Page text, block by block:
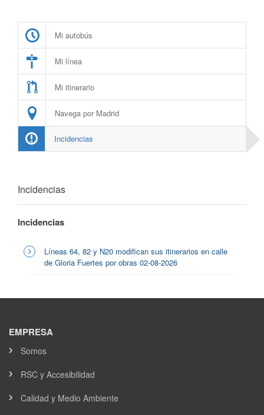
Mi autobús
Mi línea
Mi itinerario
Navega por Madrid
Incidencias
Incidencias
Incidencias
Líneas 64, 82 y N20 modifican sus itinerarios en calle
de Gloria Fuertes por obras 02-08-2026
EMPRESA
Somos
RSC y Accesibilidad
Calidad y Medio Ambiente